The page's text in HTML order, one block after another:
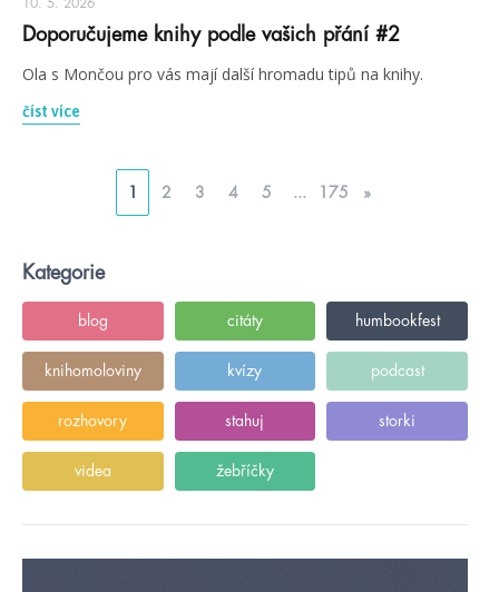
10. 5. 2026
Doporučujeme knihy podle vašich přání #2
Ola s Mončou pro vás mají další hromadu tipů na knihy.
číst více
2 3 4 5 ... 175 »
Kategorie
blog citáty humbookfest
knihomoloviny kvízy podcast
rozhovory stahuj storki
videa žebříčky